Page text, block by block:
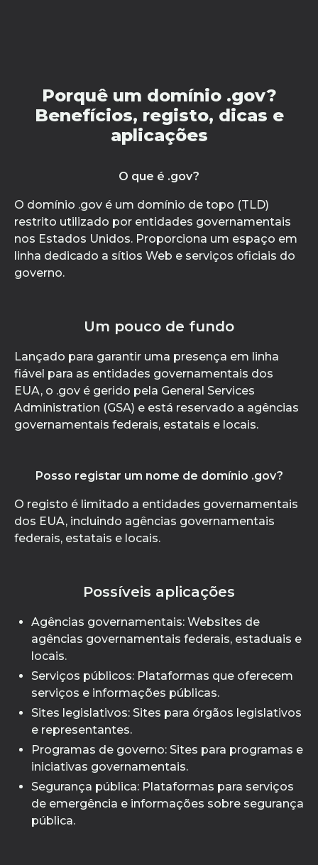
Porquê um domínio .gov?
Benefícios, registo, dicas e
aplicações
O que é .gov?
O domínio .gov é um domínio de topo (TLD)
restrito utilizado por entidades governamentais
nos Estados Unidos. Proporciona um espaço em
linha dedicado a sítios Web e serviços oficiais do
governo.
Um pouco de fundo
Lançado para garantir uma presença em linha
fiável para as entidades governamentais dos
EUA, o .gov é gerido pela General Services
Administration (GSA) e está reservado a agências
governamentais federais, estatais e locais.
Posso registar um nome de domínio .gov?
O registo é limitado a entidades governamentais
dos EUA, incluindo agências governamentais
federais, estatais e locais.
Possíveis aplicações
Agências governamentais: Websites de
agências governamentais federais, estaduais e
locais.
Serviços públicos: Plataformas que oferecem
serviços e informações públicas.
Sites legislativos: Sites para órgãos legislativos
e representantes.
Programas de governo: Sites para programas e
iniciativas governamentais.
Segurança pública: Plataformas para serviços
de emergência e informações sobre segurança
pública.